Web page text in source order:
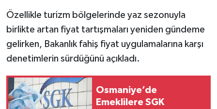
Özellikle turizm bölgelerinde yaz sezonuyla
birlikte artan fiyat tartışmaları yeniden gündeme
gelirken, Bakanlık fahiş fiyat uygulamalarına karşı
denetimlerin sürdüğünü açıkladı.
Osmaniye’de
Emeklilere SGK